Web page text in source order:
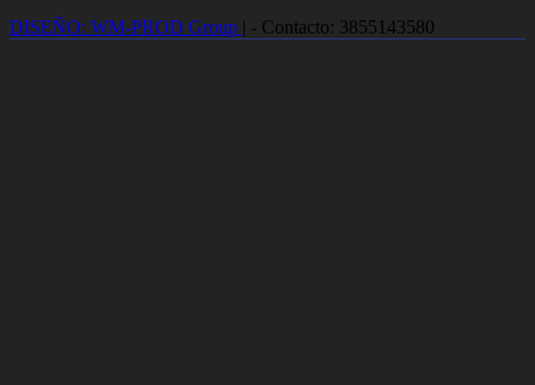
DISEÑO: WM-PROD Group | - Contacto: 3855143580